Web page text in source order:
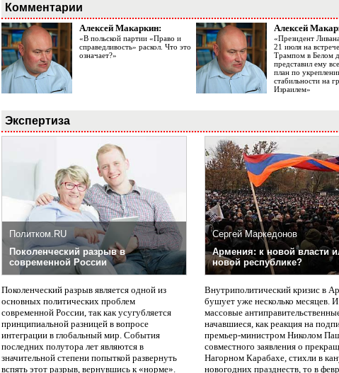
Комментарии
Алексей Макаркин:
«В польской партии «Право и
справедливость» раскол. Что это
означает?»
Алексей
«Президент
21 июля на
Трампом в Белом
представил ему
план по
стабильности на
Израилем»
Экспертиза
Политком.RU
Поколенческий разрыв в
современной России
Поколенческий разрыв является одной из
основных политических проблем
современной России, так как усугубляется
принципиальной разницей в вопросе
интеграции в глобальный мир. События
последних полутора лет являются в
значительной степени попыткой развернуть
вспять этот разрыв, вернувшись к «норме».
Сергей Маркедонов
Армения: к новой власти
новой республике?
Внутриполитический кризис в
бушует уже несколько месяцев.
массовые
начавшиеся, как реакция на
премьер-министром Николом
совместного заявления о
Нагорном Карабахе, стихли в
новогодних празднеств, то в